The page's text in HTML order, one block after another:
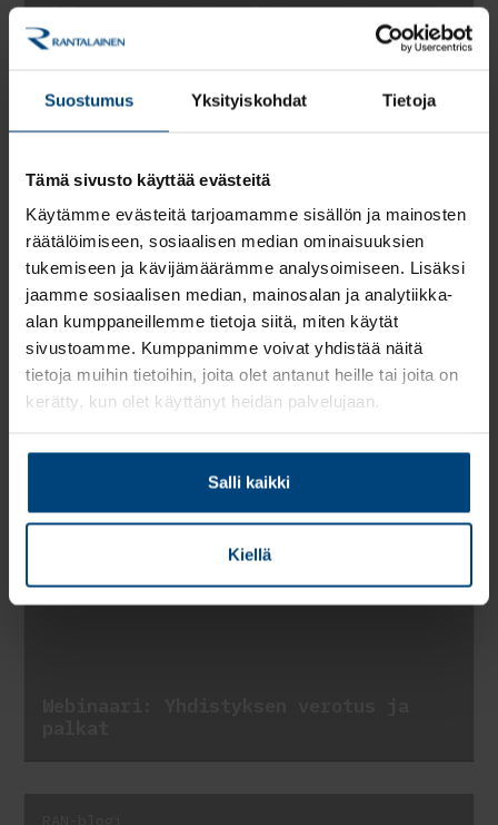
Suostumus Yksityiskohdat Tietoja
Tämä sivusto käyttää evästeitä
Käytämme evästeitä tarjoamamme sisällön ja mainosten
räätälöimiseen, sosiaalisen median ominaisuuksien
tukemiseen ja kävijämäärämme analysoimiseen. Lisäksi
jaamme sosiaalisen median, mainosalan ja analytiikka-
alan kumppaneillemme tietoja siitä, miten käytät
sivustoamme. Kumppanimme voivat yhdistää näitä
tietoja muihin tietoihin, joita olet antanut heille tai joita on
kerätty, kun olet käyttänyt heidän palvelujaan.
Salli kaikki
Kiellä
Yhä useampi yritys kaipaa tukea
henkilöstöhallintoon tilitoimistolta
Artikkelit
Mahdollisia muutoksia työsopimuslain
kilpailukieltosopimukseen 1.1.2022
alkaen
Uutiset ja tapahtumat